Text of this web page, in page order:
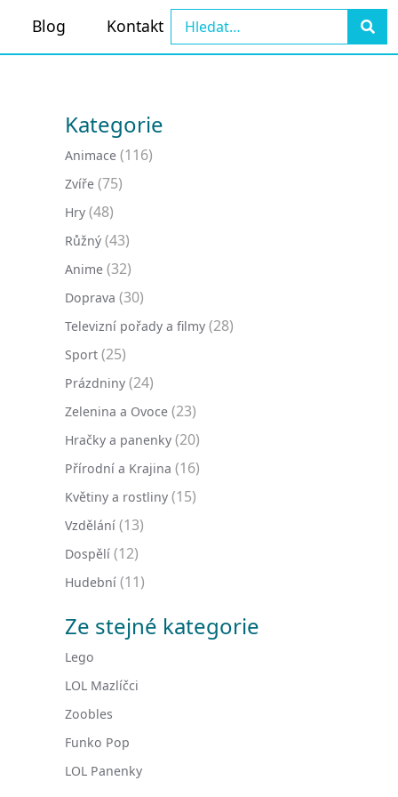
Blog Kontakt
Kategorie
Animace (116)
Zvíře (75)
Hry (48)
Růžný (43)
Anime (32)
Doprava (30)
Televizní pořady a filmy (28)
Sport (25)
Prázdniny (24)
Zelenina a Ovoce (23)
Hračky a panenky (20)
Přírodní a Krajina (16)
Květiny a rostliny (15)
Vzdělání (13)
Dospělí (12)
Hudební (11)
Ze stejné kategorie
Lego
LOL Mazlíčci
Zoobles
Funko Pop
LOL Panenky